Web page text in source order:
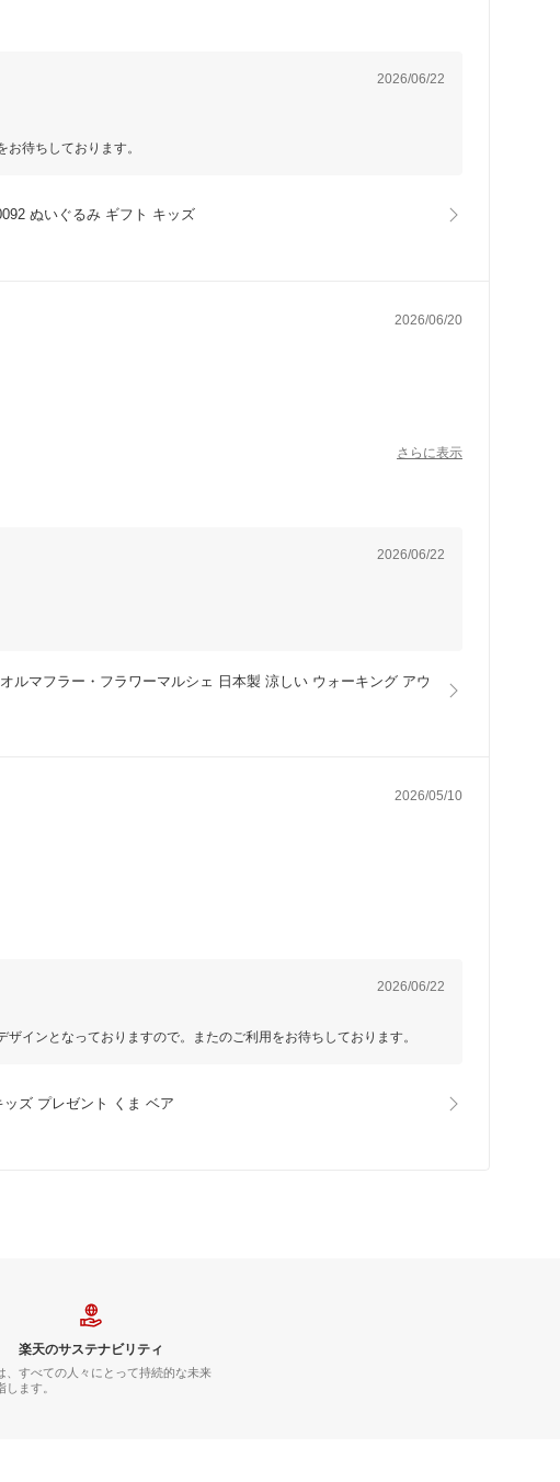
2026/06/22
待ちしております。
ぬいぐるみ ギフト キッズ
2026/06/20
さらに表示
2026/06/22
ルマフラー・フラワーマルシェ 日本製 涼しい ウォーキング アウ
2026/05/10
2026/06/22
インとなっておりますので。またのご利用をお待ちしております。
ズ プレゼント くま ベア
楽天のサステナビリティ
、すべての人々にとって持続的な未来
します。